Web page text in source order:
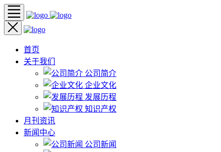
首页
关于我们
公司简介
企业文化
发展历程
知识产权
月刊资讯
新闻中心
公司新闻